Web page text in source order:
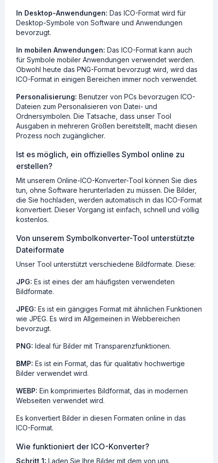
In Desktop-Anwendungen: Das ICO-Format wird für
Desktop-Symbole von Software und Anwendungen
bevorzugt.
In mobilen Anwendungen: Das ICO-Format kann auch
für Symbole mobiler Anwendungen verwendet werden.
Obwohl heute das PNG-Format bevorzugt wird, wird das
ICO-Format in einigen Bereichen immer noch verwendet.
Personalisierung: Benutzer von PCs bevorzugen ICO-
Dateien zum Personalisieren von Datei- und
Ordnersymbolen. Die Tatsache, dass unser Tool
Ausgaben in mehreren Größen bereitstellt, macht diesen
Prozess noch zugänglicher.
Ist es möglich, ein offizielles Symbol online zu
erstellen?
Mit unserem Online-ICO-Konverter-Tool können Sie dies
tun, ohne Software herunterladen zu müssen. Die Bilder,
die Sie hochladen, werden automatisch in das ICO-Format
konvertiert. Dieser Vorgang ist einfach, schnell und völlig
kostenlos.
Von unserem Symbolkonverter-Tool unterstützte
Dateiformate
Unser Tool unterstützt verschiedene Bildformate. Diese:
JPG: Es ist eines der am häufigsten verwendeten
Bildformate.
JPEG: Es ist ein gängiges Format mit ähnlichen Funktionen
wie JPEG. Es wird im Allgemeinen in Webbereichen
bevorzugt.
PNG: Ideal für Bilder mit Transparenzfunktionen.
BMP: Es ist ein Format, das für qualitativ hochwertige
Bilder verwendet wird.
WEBP: Ein komprimiertes Bildformat, das in modernen
Webseiten verwendet wird.
Es konvertiert Bilder in diesen Formaten online in das
ICO-Format.
Wie funktioniert der ICO-Konverter?
Schritt 1: Laden Sie Ihre Bilder mit dem von uns